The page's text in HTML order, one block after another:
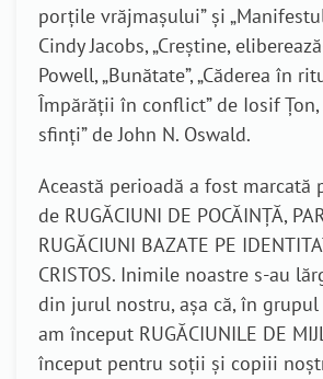
porțile vrăjmașului” și
Cindy Jacobs, „Creștine,
Powell, „Bunătate”, „Căderea în
Împărății în conflict” de Iosif Țon,
sfinți” de John N. Oswald.
Această perioadă a fost marcată
de RUGĂCIUNI DE POCĂINȚĂ,
RUGĂCIUNI BAZATE PE
CRISTOS. Inimile noastre s-au
din jurul nostru, așa că, în
am început RUGĂCIUNILE DE
început pentru soții și copiii